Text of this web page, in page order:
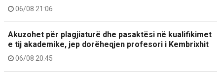
06/08 21:06
Akuzohet për plagjiaturë dhe pasaktësi në kualifikimet
e tij akademike, jep dorëheqjen profesori i Kembrixhit
06/08 20:45